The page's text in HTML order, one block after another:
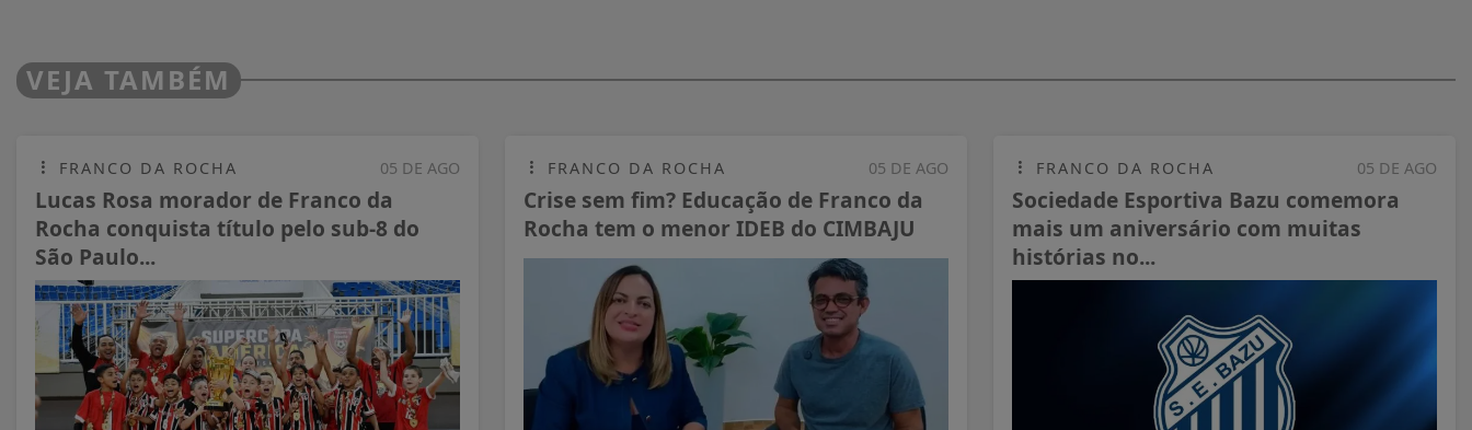
VEJA TAMBÉM
05 DE AGO
FRANCO DA ROCHA
Lucas Rosa morador de Franco da
Rocha conquista título pelo sub-8 do
São Paulo...
05 DE AGO
FRANCO DA ROCHA
Crise sem fim? Educação de Franco da
Rocha tem o menor IDEB do CIMBAJU
05 DE AGO
FRANCO DA ROCHA
Sociedade Esportiva Bazu comemora
mais um aniversário com muitas
histórias no...